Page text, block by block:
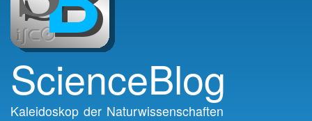
ScienceBlog
Kaleidoskop der Naturwissenschaften